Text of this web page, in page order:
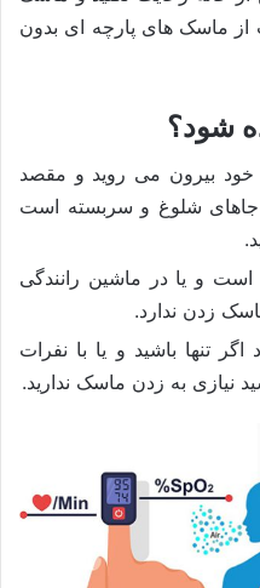
از ماسک های پارچه ای بدون
شود؟
بیرون می روید و مقصد
شلوغ و سربسته است
است و یا در ماشین رانندگی
زدن ندارد.
تنها باشید و یا با نفرات
نیازی به زدن ماسک ندارید.